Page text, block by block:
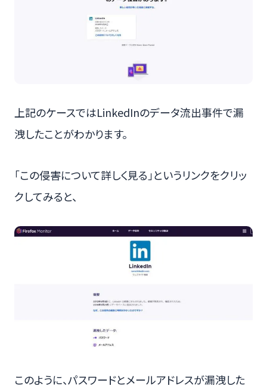
上記のケースではLinkedInのデータ流出事件で漏
洩したことがわかります。
「この侵害について詳しく見る」というリンクをクリッ
クしてみると、
このように、パスワードとメールアドレスが漏洩した